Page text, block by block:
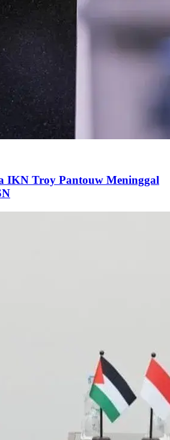
IKN Troy Pantouw Meninggal